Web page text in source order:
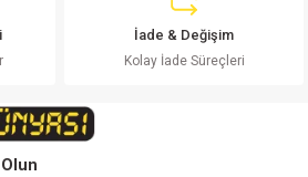
olmalı.
İade & Değişim
Kolay İade Süreçleri